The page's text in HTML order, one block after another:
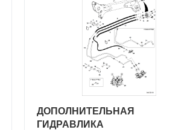
ДОПОЛНИТЕЛЬНАЯ
ГИДРАВЛИКА